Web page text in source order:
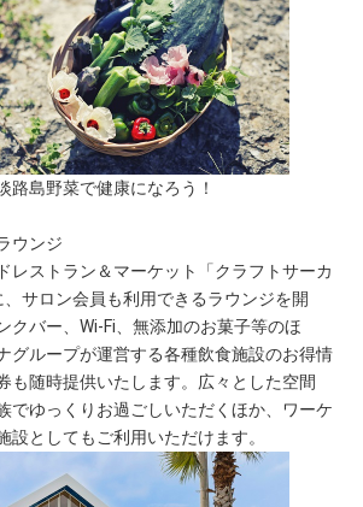
路島野菜で健康になろう！
ウンジ
レストラン＆マーケット「クラフトサーカ
、サロン会員も利用できるラウンジを開
クバー、Wi-Fi、無添加のお菓子等のほ
グループが運営する各種飲食施設のお得情
も随時提供いたします。広々とした空間
でゆっくりお過ごしいただくほか、ワーケ
設としてもご利用いただけます。